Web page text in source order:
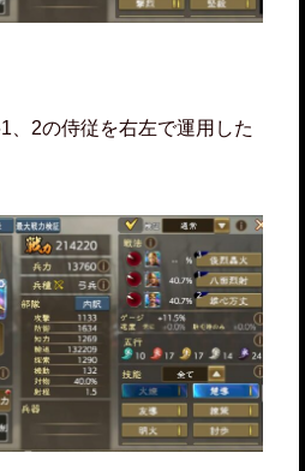
2の侍従を右左で運用した